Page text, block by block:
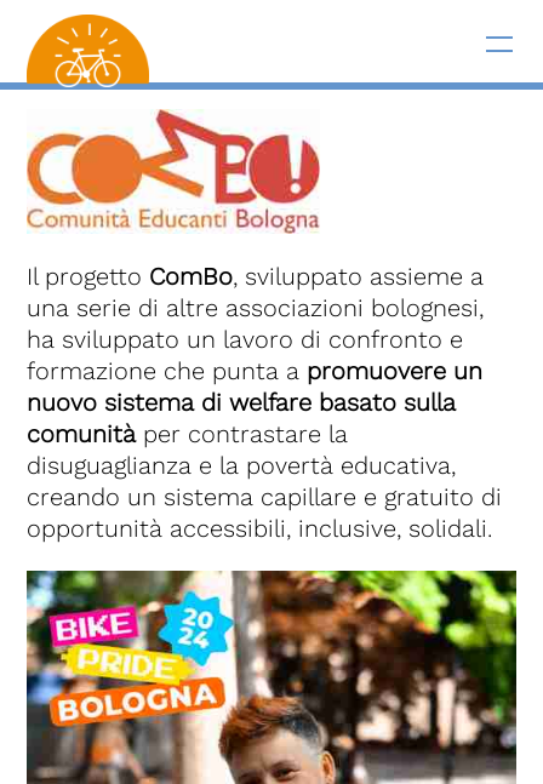
Il progetto ComBo, sviluppato assieme a
una serie di altre associazioni bolognesi,
ha sviluppato un lavoro di confronto e
formazione che punta a promuovere un
nuovo sistema di welfare basato sulla
comunitàper contrastare la
disuguaglianza e la povertà educativa,
creando un sistema capillare e gratuito di
opportunità accessibili, inclusive, solidali.